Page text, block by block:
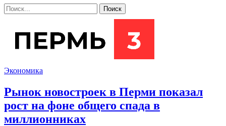
Экономика
Рынок новостроек в Перми показал
рост на фоне общего спада в
миллионниках